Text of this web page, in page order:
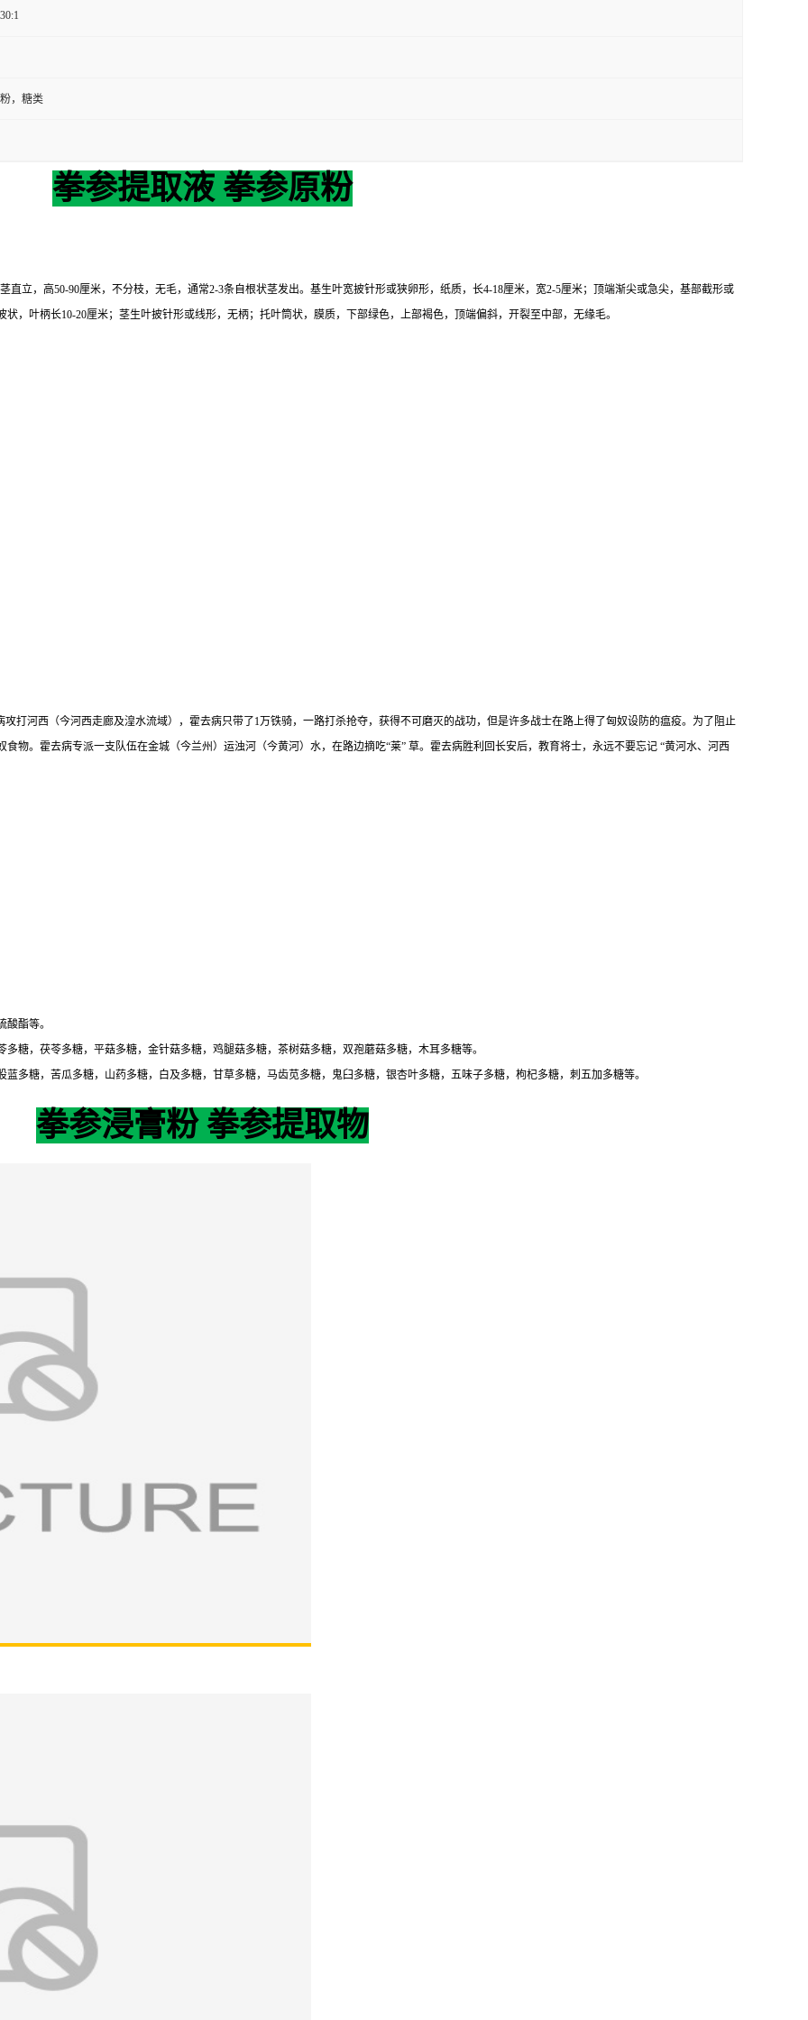
，糖类
拳参提取液 拳参原粉
立，高50-90厘米，不分枝，无毛，通常2-3条自根状茎发出。基生叶宽披针形或狭卵形，纸质，长4-18厘米，宽2-5厘米；顶端渐尖或急尖，基部截形或
，叶柄长10-20厘米；茎生叶披针形或线形，无柄；托叶筒状，膜质，下部绿色，上部褐色，顶端偏斜，开裂至中部，无缘毛。
攻打河西（今河西走廊及湟水流域），霍去病只带了1万铁骑，一路打杀抢夺，获得不可磨灭的战功，但是许多战士在路上得了匈奴设防的瘟疫。为了阻止
物。霍去病专派一支队伍在金城（今兰州）运浊河（今黄河）水，在路边摘吃“莱” 草。霍去病胜利回长安后，教育将士，永远不要忘记 “黄河水、河西
酯等。
糖，茯苓多糖，平菇多糖，金针菇多糖，鸡腿菇多糖，茶树菇多糖，双孢蘑菇多糖，木耳多糖等。
多糖，苦瓜多糖，山药多糖，白及多糖，甘草多糖，马齿苋多糖，鬼臼多糖，银杏叶多糖，五味子多糖，枸杞多糖，刺五加多糖等。
拳参浸膏粉 拳参提取物